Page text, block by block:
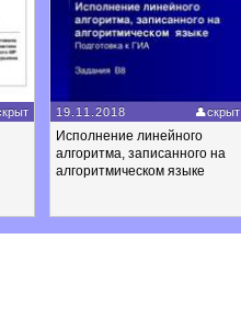
19.11.2018 скрыт
Исполнение линейного
алгоритма, записанного на
алгоритмическом языке